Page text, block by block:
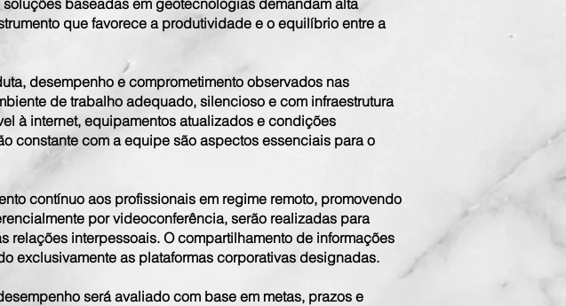
baseadas em geotecnologias demandam alta
que favorece a produtividade e o equilíbrio entre a
desempenho e comprometimento observados nas
de trabalho adequado, silencioso e com infraestrutura
à internet, equipamentos atualizados e condições
constante com a equipe são aspectos essenciais para o
contínuo aos profissionais em regime remoto, promovendo
por videoconferência, serão realizadas para
relações interpessoais. O compartilhamento de informações
exclusivamente as plataformas corporativas designadas.
será avaliado com base em metas, prazos e